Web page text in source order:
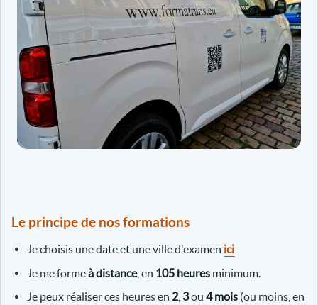
Le principe de nos formations
Je choisis une date et une ville d'examen ici
Je me formeà distance, en 105 heures minimum.
Je peux réaliser ces heures en 2 3ou4 mois (ou moins, en